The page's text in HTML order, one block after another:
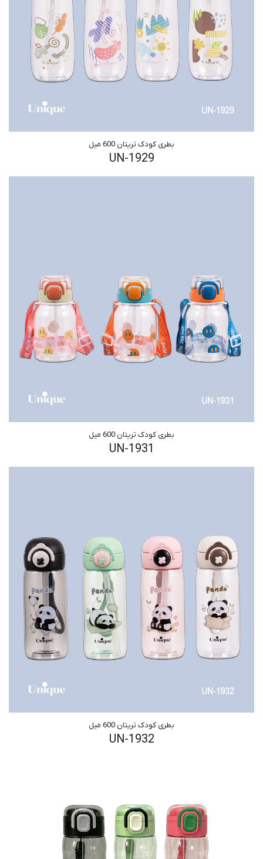
بطری کودک تریتان 600 میل
UN-1929
بطری کودک تریتان 600 میل
UN-1931
بطری کودک تریتان 600 میل
UN-1932